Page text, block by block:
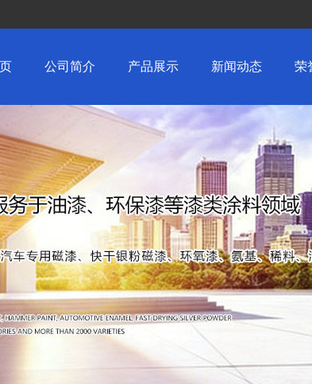
公司简介 产品展示 新闻动态 荣